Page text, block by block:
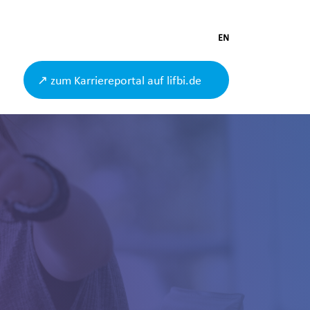
EN
↗ zum Karriereportal auf lifbi.de